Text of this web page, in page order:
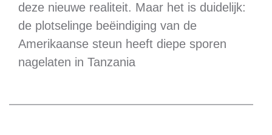
deze nieuwe realiteit. Maar het is duidelijk:
de plotselinge beëindiging van de
Amerikaanse steun heeft diepe sporen
nagelaten in Tanzania